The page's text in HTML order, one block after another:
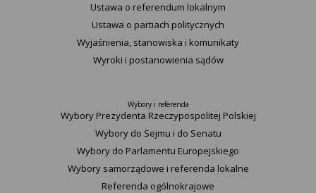
Ustawa o referendum lokalnym
Ustawa o partiach politycznych
Wyjaśnienia, stanowiska i komunikaty
Wyroki i postanowienia sądów
Wybory i referenda
Wybory Prezydenta Rzeczypospolitej Polskiej
Wybory do Sejmu i do Senatu
Wybory do Parlamentu Europejskiego
Wybory samorządowe i referenda lokalne
Referenda ogólnokrajowe